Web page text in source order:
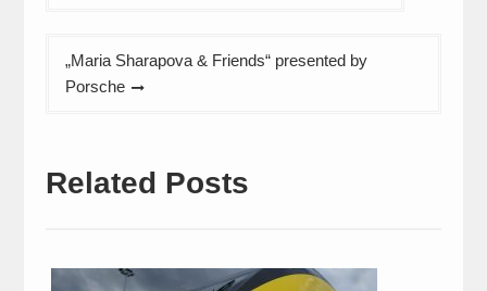
„Maria Sharapova & Friends“ presented by
Porsche
Related Posts